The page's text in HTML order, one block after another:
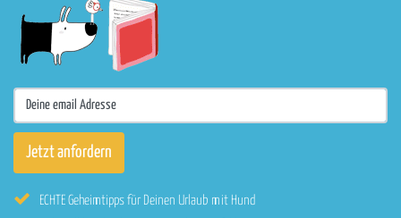
ECHTE Geheimtipps für Deinen Urlaub mit Hund